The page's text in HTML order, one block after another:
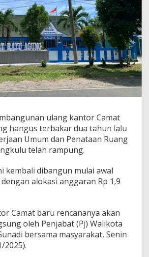
ulang kantor Camat
hangus terbakar dua tahun lalu
Umum dan Penataan Ruang
telah rampung.
kembali dibangun mulai awal
alokasi anggaran Rp 1,9
Camat baru rencananya akan
oleh Penjabat (Pj) Walikota
bersama masyarakat, Senin
2025).